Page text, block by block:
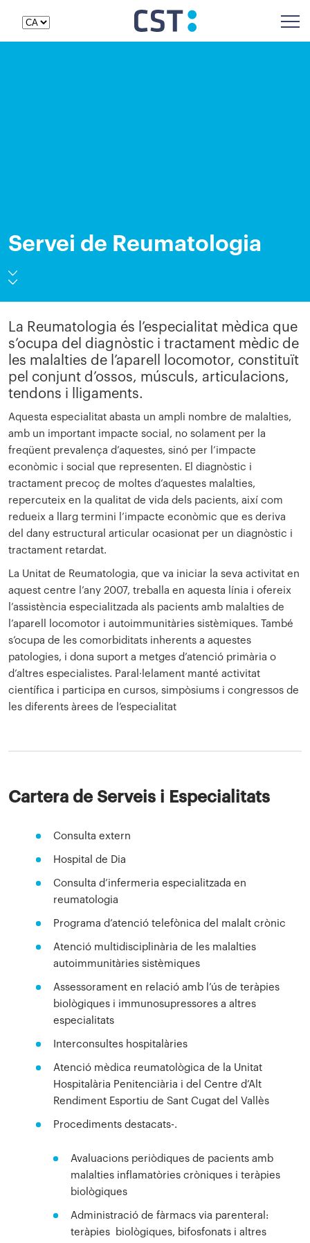
Servei de Reumatologia
La Reumatologia és l’especialitat mèdica que
s’ocupa del diagnòstic i tractament mèdic de
les malalties de l’aparell locomotor, constituït
pel conjunt d’ossos, músculs, articulacions,
tendons i lligaments.
Aquesta especialitat abasta un ampli nombre de malalties,
amb un important impacte social, no solament per la
freqüent prevalença d’aquestes, sinó per l’impacte
econòmic i social que representen. El diagnòstic i
tractament precoç de moltes d’aquestes malalties,
repercuteix en la qualitat de vida dels pacients, així com
redueix a llarg termini l’impacte econòmic que es deriva
del dany estructural articular ocasionat per un diagnòstic i
tractament retardat.
La Unitat de Reumatologia, que va iniciar la seva activitat en
aquest centre l’any 2007, treballa en aquesta línia i ofereix
l’assistència especialitzada als pacients amb malalties de
l’aparell locomotor i autoimmunitàries sistèmiques. També
s’ocupa de les comorbiditats inherents a aquestes
patologies, i dona suport a metges d’atenció primària o
d’altres especialistes. Paral·lelament manté activitat
científica i participa en cursos, simpòsiums i congressos de
les diferents àrees de l’especialitat
Cartera de Serveis i Especialitats
Consulta extern
Hospital de Dia
Consulta d’infermeria especialitzada en
reumatologia
Programa d’atenció telefònica del malalt crònic
Atenció multidisciplinària de les malalties
autoimmunitàries sistèmiques
Assessorament en relació amb l’ús de teràpies
biològiques i immunosupressores a altres
especialitats
Interconsultes hospitalàries
Atenció mèdica reumatològica de la Unitat
Hospitalària Penitenciària i del Centre d’Alt
Rendiment Esportiu de Sant Cugat del Vallès
Procediments destacats-.
Avaluacions periòdiques de pacients amb
malalties inflamatòries cròniques i teràpies
biològiques
Administració de fàrmacs via parenteral:
teràpies biològiques, bifosfonats i altres